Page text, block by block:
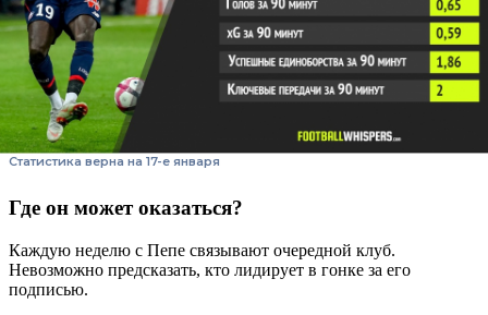
Статистика верна на 17-е января
Где он может оказаться?
Каждую неделю с Пепе связывают очередной клуб.
Невозможно предсказать, кто лидирует в гонке за его
подписью.